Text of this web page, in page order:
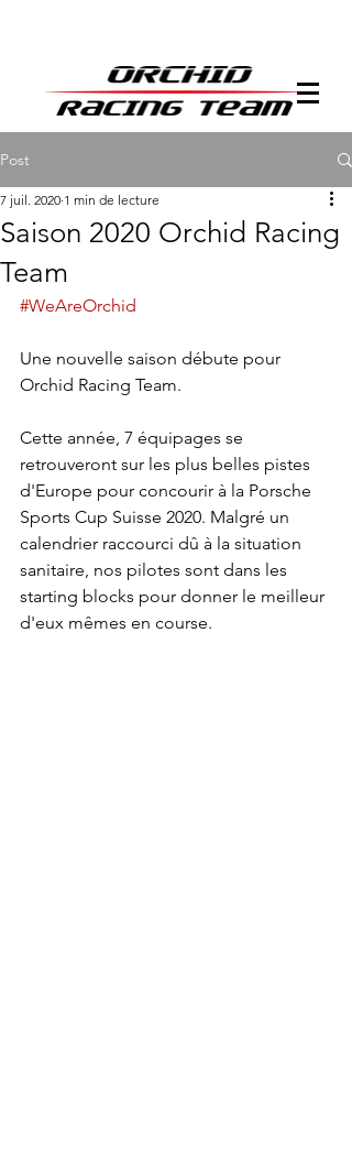
Post
Saison 2020 Orchid Racing
Team
7 juil. 2020 1 min de lecture
#WeAreOrchid
Une nouvelle saison débute pour
Orchid Racing Team.
Cette année, 7 équipages se
retrouveront sur les plus belles pistes
d'Europe pour concourir à la Porsche
Sports Cup Suisse 2020. Malgré un
calendrier raccourci dû à la situation
sanitaire, nos pilotes sont dans les
starting blocks pour donner le meilleur
d'eux mêmes en course.